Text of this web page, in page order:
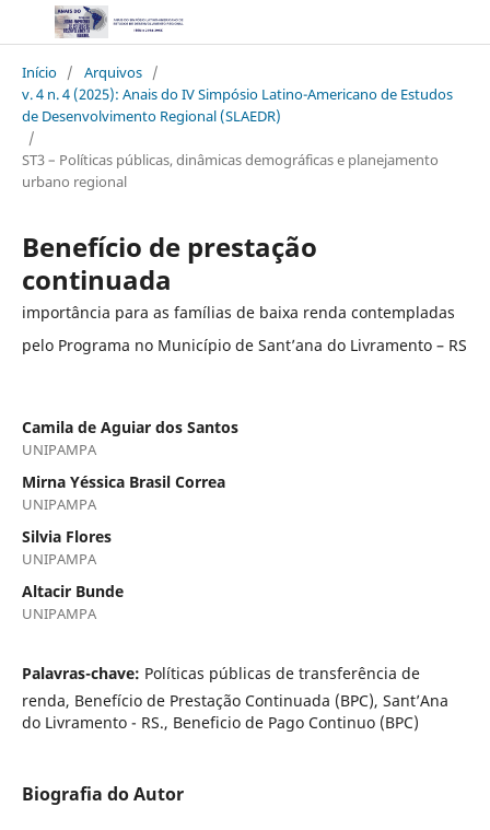
Início / Arquivos /
v. 4 n. 4 (2025): Anais do IV Simpósio Latino-Americano de Estudos
de Desenvolvimento Regional (SLAEDR)
/
ST3 – Políticas públicas, dinâmicas demográficas e planejamento
urbano regional
Benefício de prestação
continuada
importância para as famílias de baixa renda contempladas
pelo Programa no Município de Sant’ana do Livramento – RS
Camila de Aguiar dos Santos
UNIPAMPA
Mirna Yéssica Brasil Correa
UNIPAMPA
Silvia Flores
UNIPAMPA
Altacir Bunde
UNIPAMPA
Palavras-chave: Políticas públicas de transferência de
renda, Benefício de Prestação Continuada (BPC), Sant’Ana
do Livramento - RS., Beneficio de Pago Continuo (BPC)
Biografia do Autor